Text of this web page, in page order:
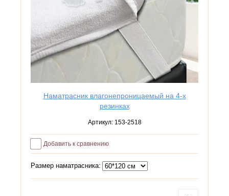
Наматрасник влагонепроницаемый на 4-х
резинках
Артикул:153-2518
Добавить к сравнению
Размер наматрасника: